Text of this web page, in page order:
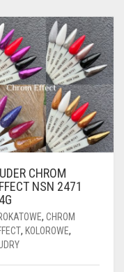
CHROM
NSN 2471
, CHROM
, KOLOROWE,